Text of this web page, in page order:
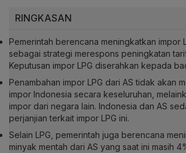
RINGKASAN
Pemerintah berencana meningkatkan impor
sebagai strategi merespons peningkatan
Keputusan impor LPG diserahkan kepada
Penambahan impor LPG dari AS tidak akan
impor Indonesia secara keseluruhan,
impor dari negara lain. Indonesia dan AS
perjanjian terkait impor LPG ini.
Selain LPG, pemerintah juga berencana
minyak mentah dari AS yang saat ini masih